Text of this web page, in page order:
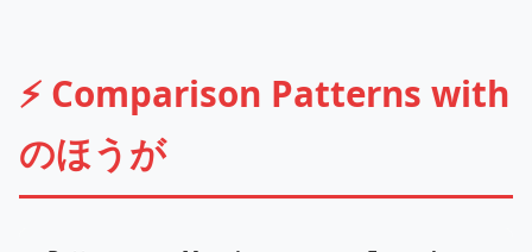
⚡ Comparison Patterns with
のほうが